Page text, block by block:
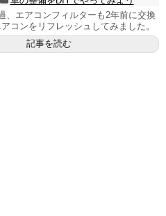
、エアコンフィルターも2年前に交換
コンをリフレッシュしてみました。
記事を読む